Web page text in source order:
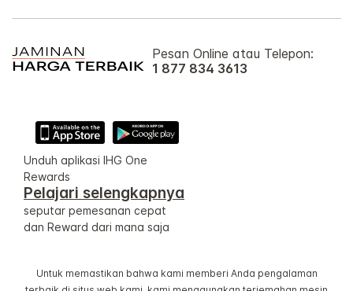
Pesan Online atau Telepon:
1 877 834 3613
Unduh aplikasi IHG One
Rewards
Pelajari selengkapnya
seputar pemesanan cepat
dan Reward dari mana saja
Untuk memastikan bahwa kami memberi Anda pengalaman